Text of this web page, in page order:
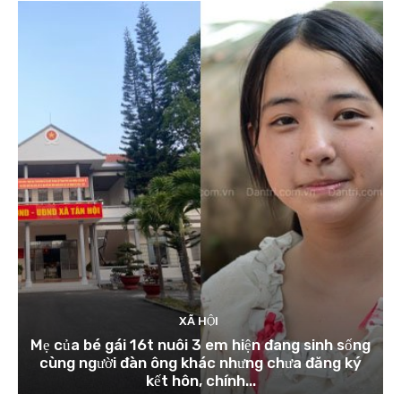
XÃ HỘI
Mẹ của bé gái 16t nuôi 3 em hiện đang sinh sống
cùng người đàn ông khác nhưng chưa đăng ký
kết hôn, chính...